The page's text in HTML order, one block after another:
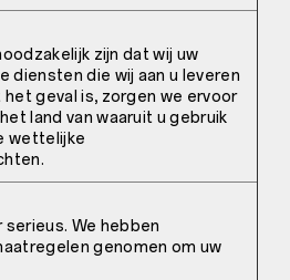
zijn dat wij uw
diensten die wij aan u leveren
geval is, zorgen we ervoor
land van waaruit u gebruik
wettelijke
We hebben
genomen om uw